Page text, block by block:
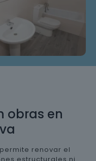
obras en
renovar el